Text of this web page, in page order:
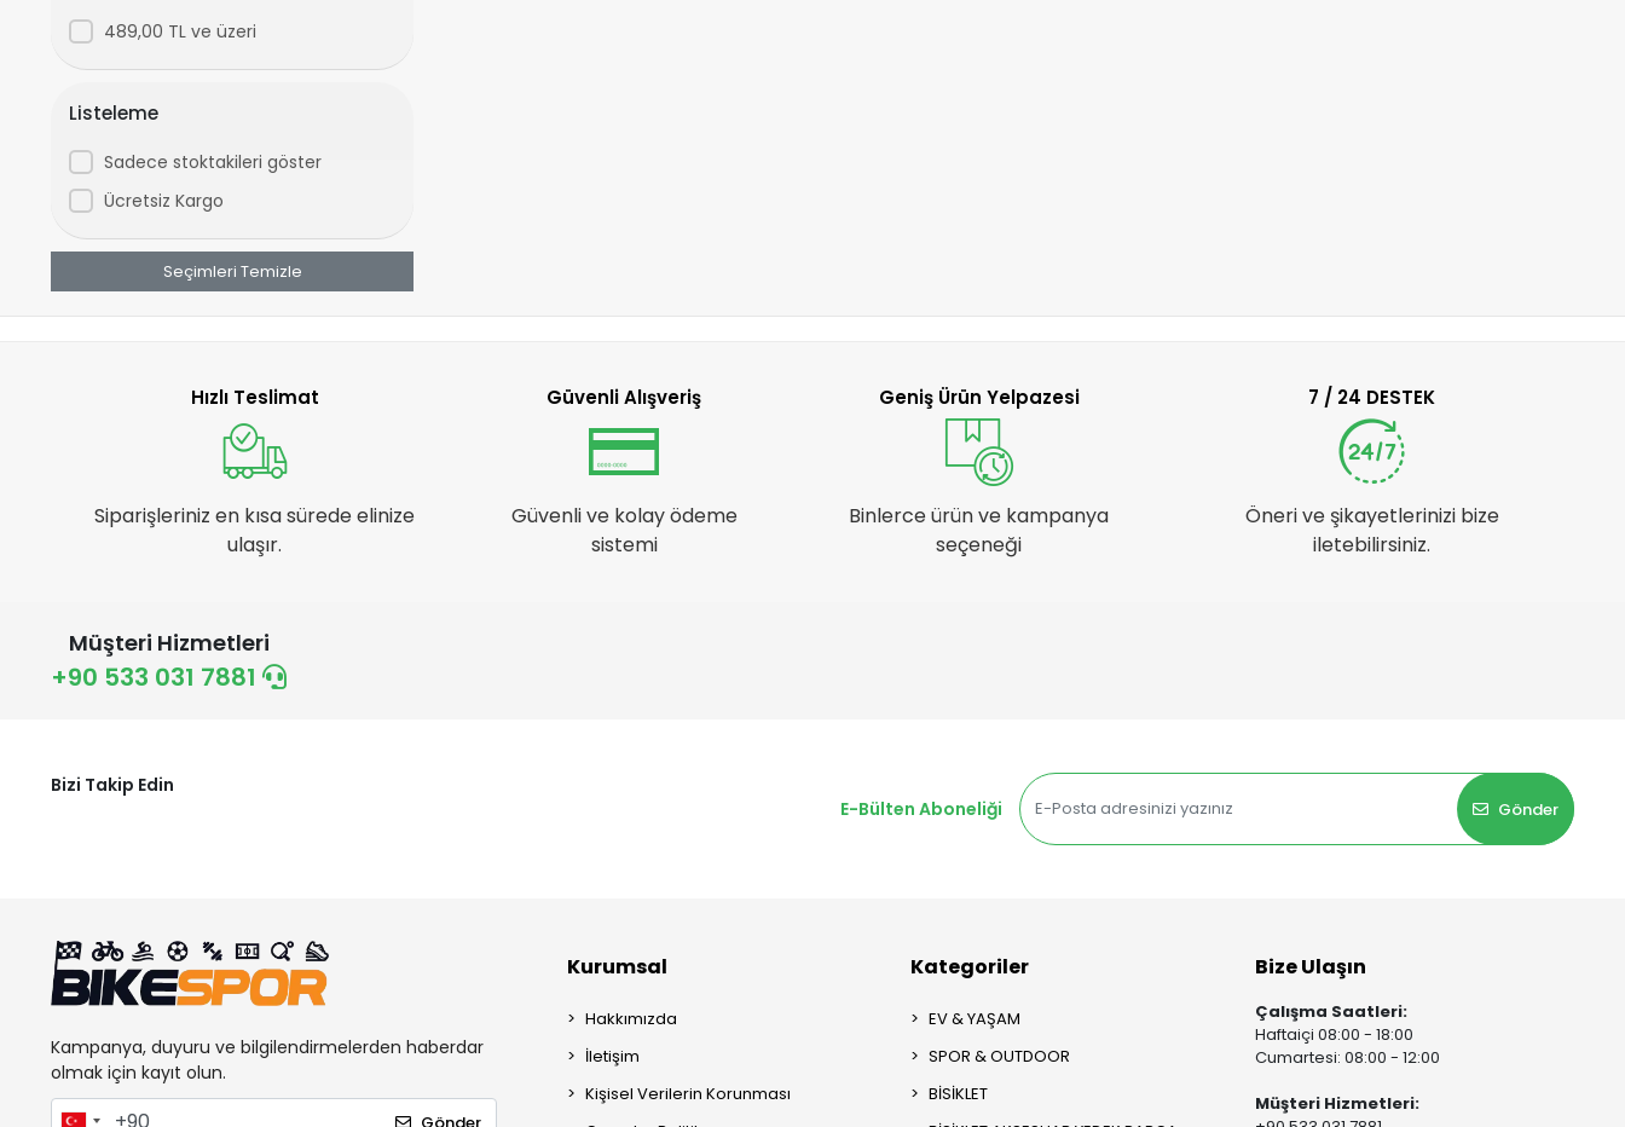
CARRARO
CHAOYANG
COOLMAX
DIESEL
DİGER
GHOST
HATTRICK
HOUSE PLUS
KİNG
MAXXIS
MICHELIN
MOON
MOSSO
489,00 TL ve üzeri
Listeleme
Sadece stoktakileri göster
Ücretsiz Kargo
Seçimleri Temizle
Hızlı Teslimat
Siparişleriniz en kısa sürede elinize
ulaşır.
Güvenli Alışveriş
Güvenli ve kolay ödeme
sistemi
Geniş Ürün Yelpazesi
Binlerce ürün ve kampanya
seçeneği
7 / 24 DESTEK
Öneri ve şikayetlerinizi bize
iletebilirsiniz.
Müşteri Hizmetleri
+90 533 031 7881
Bizi Takip Edin
E-Bülten Aboneliği
Gönder
Kampanya, duyuru ve bilgilendirmelerden haberdar
olmak için kayıt olun.
Gönder
Kurumsal
Hakkımızda
İletişim
Kişisel Verilerin Korunması
Kategoriler
EV & YAŞAM
SPOR & OUTDOOR
BİSİKLET
Bize Ulaşın
Çalışma Saatleri:
Haftaiçi 08:00 - 18:00
Cumartesi: 08:00 - 12:00
Müşteri Hizmetleri: